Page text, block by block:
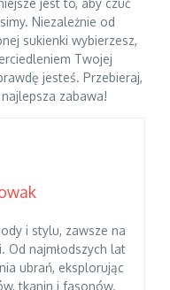
jest to, aby czuć
Niezależnie od
sukienki wybierzesz,
Twojej
jesteś. Przebieraj,
zabawa!
i stylu, zawsze na
Od najmłodszych lat
ubrań, eksplorując
tkanin i fasonów.